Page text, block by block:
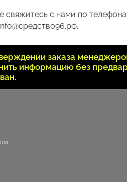
с нами по
заказа
информацию без